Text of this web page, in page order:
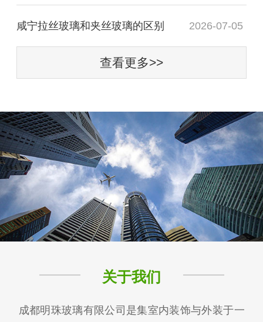
咸宁拉丝玻璃和夹丝玻璃的区别 2026-07-05
查看更多>>
关于我们
成都明珠玻璃有限公司是集室内装饰与外装于一